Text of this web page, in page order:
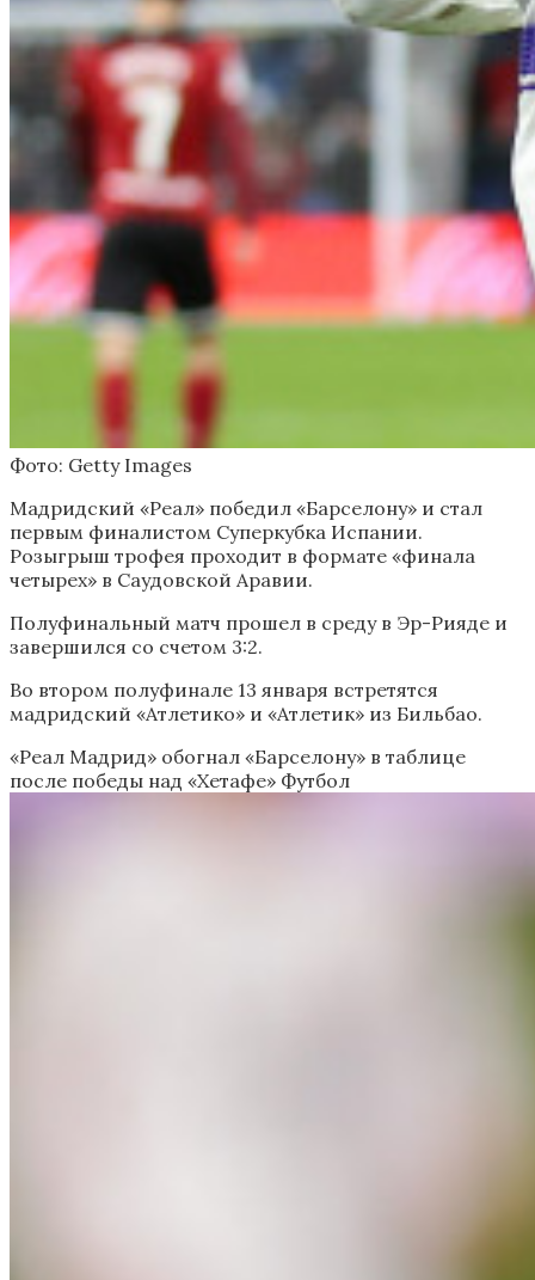
Фото: Getty Images
Мадридский «Реал» победил «Барселону» и стал
первым финалистом Суперкубка Испании.
Розыгрыш трофея проходит в формате «финала
четырех» в Саудовской Аравии.
Полуфинальный матч прошел в среду в Эр-Рияде и
завершился со счетом 3:2.
Во втором полуфинале 13 января встретятся
мадридский «Атлетико» и «Атлетик» из Бильбао.
«Реал Мадрид» обогнал «Барселону» в таблице
после победы над «Хетафе» Футбол